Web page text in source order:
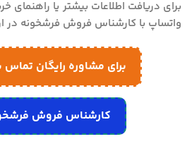
برای دریافت اطلاعات بیشتر یا راهنمای
واتساپ با کارشناس فروش فرشخونه در
برای مشاوره رایگان تماس
کارشناس فروش